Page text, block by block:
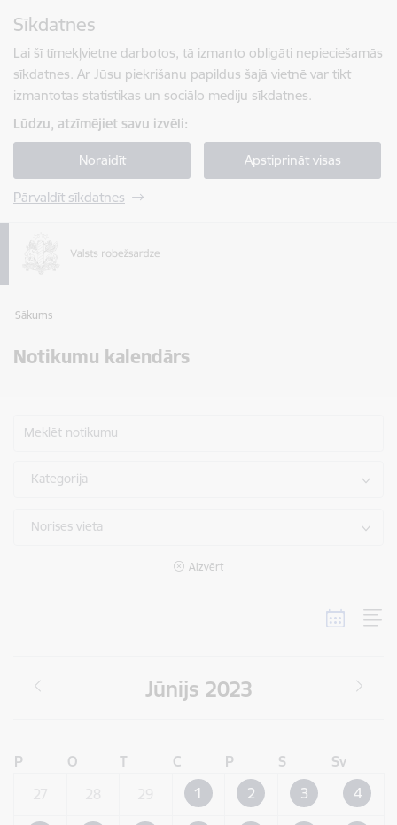
Sīkdatnes
Lai šī tīmekļvietne darbotos, tā izmanto obligāti nepieciešamās
sīkdatnes. Ar Jūsu piekrišanu papildus šajā vietnē var tikt
izmantotas statistikas un sociālo mediju sīkdatnes.
Lūdzu, atzīmējiet savu izvēli:
Noraidīt Apstiprināt visas
Pārvaldīt sīkdatnes
Sākums
Notikumu kalendārs
Meklēt notikumu
Kategorija
Norises vieta
Aizvērt
Jūnijs 2023
P O T C P S
Sv
1 2 3 4